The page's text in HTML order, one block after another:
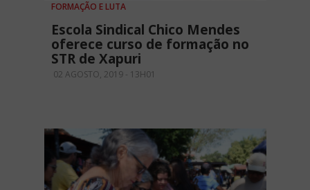
FORMAÇÃO E LUTA
Escola Sindical Chico Mendes
oferece curso de formação no
STR de Xapuri
02 AGOSTO, 2019 - 13H01